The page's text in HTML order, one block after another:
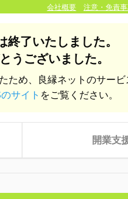
会社概要 注意・免責
終了いたしました。
うございました。
ため、良縁ネットのサービ
サイト をご覧ください。
開業支